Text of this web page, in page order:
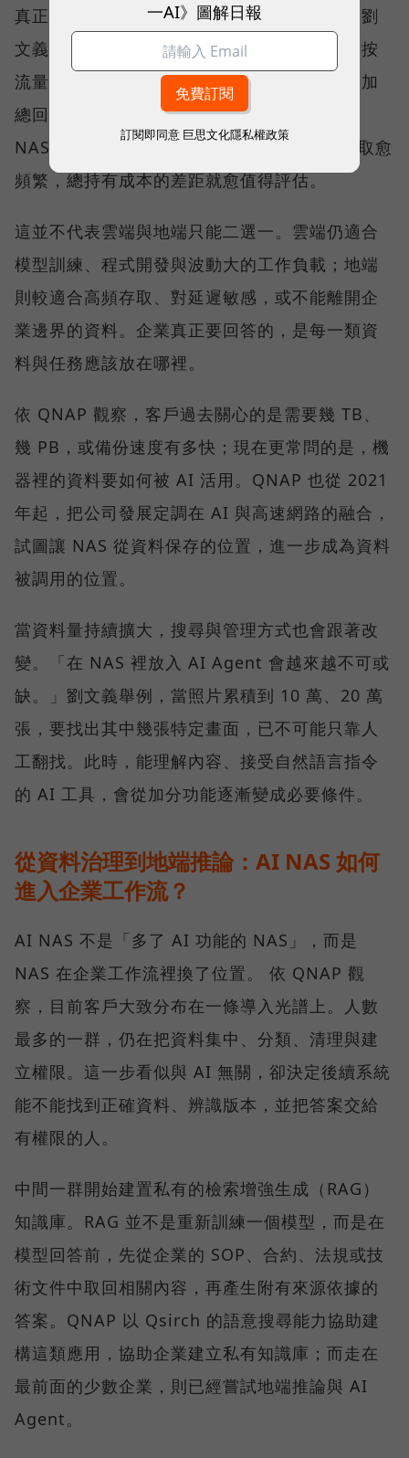
真正讓更多企業回頭計算的，則是長期成本。劉
文義指出，資料上傳雲端可能免費，下載卻會按
流量收費；當企業把一年、兩年、三年的費用加
總回推，可能會發現，購買一台同等容量的
NAS，還能使用 7-10 年。資料規模愈大、存取愈
頻繁，總持有成本的差距就愈值得評估。
這並不代表雲端與地端只能二選一。雲端仍適合
模型訓練、程式開發與波動大的工作負載；地端
則較適合高頻存取、對延遲敏感，或不能離開企
業邊界的資料。企業真正要回答的，是每一類資
料與任務應該放在哪裡。
依 QNAP 觀察，客戶過去關心的是需要幾 TB、
幾 PB，或備份速度有多快；現在更常問的是，機
器裡的資料要如何被 AI 活用。QNAP 也從 2021
年起，把公司發展定調在 AI 與高速網路的融合，
試圖讓 NAS 從資料保存的位置，進一步成為資料
被調用的位置。
當資料量持續擴大，搜尋與管理方式也會跟著改
變。「在 NAS 裡放入 AI Agent 會越來越不可或
缺。」劉文義舉例，當照片累積到 10 萬、20 萬
張，要找出其中幾張特定畫面，已不可能只靠人
工翻找。此時，能理解內容、接受自然語言指令
的 AI 工具，會從加分功能逐漸變成必要條件。
從資料治理到地端推論：AI NAS 如何
進入企業工作流？
AI NAS 不是「多了 AI 功能的 NAS」，而是
NAS 在企業工作流裡換了位置。 依 QNAP 觀
察，目前客戶大致分布在一條導入光譜上。人數
最多的一群，仍在把資料集中、分類、清理與建
立權限。這一步看似與 AI 無關，卻決定後續系統
能不能找到正確資料、辨識版本，並把答案交給
有權限的人。
中間一群開始建置私有的檢索增強生成（RAG）
知識庫。RAG 並不是重新訓練一個模型，而是在
模型回答前，先從企業的 SOP、合約、法規或技
術文件中取回相關內容，再產生附有來源依據的
答案。QNAP 以 Qsirch 的語意搜尋能力協助建
構這類應用，協助企業建立私有知識庫；而走在
最前面的少數企業，則已經嘗試地端推論與 AI
Agent。
一AI》圖解日報
訂閱即同意 巨思文化隱私權政策